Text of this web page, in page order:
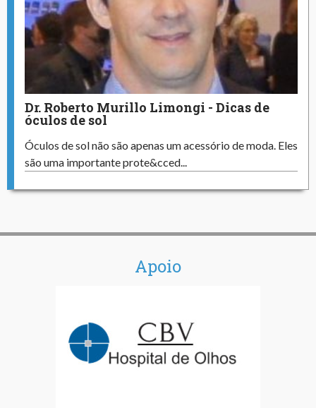
Dr. Roberto Murillo Limongi - Dicas de
óculos de sol
Óculos de sol não são apenas um acessório de moda. Eles
são uma importante prote&cced...
Apoio